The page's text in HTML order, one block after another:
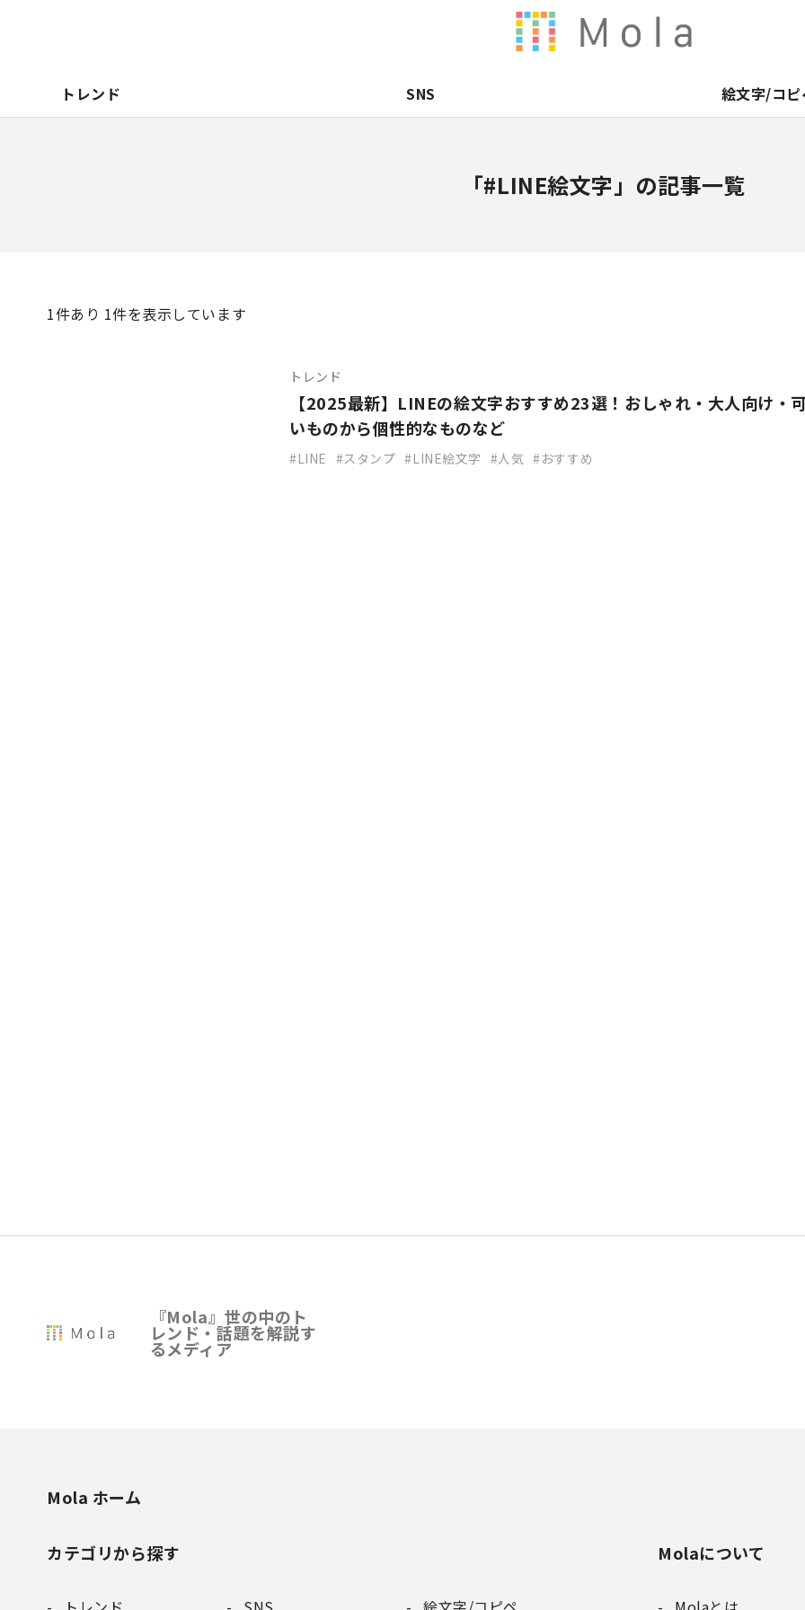
トレンド SNS 絵文字/コピ
「#LINE絵文字」の記事一覧
1件あり 1件を表示しています
トレンド
【2025最新】LINEの絵文字おすすめ23選！おしゃれ・大人向け・
いものから個性的なものなど
LINE スタンプ LINE絵文字 人気 おすすめ
『Mola』世の中のト
レンド・話題を解説す
るメディア
Mola ホーム
カテゴリから探す Molaについて